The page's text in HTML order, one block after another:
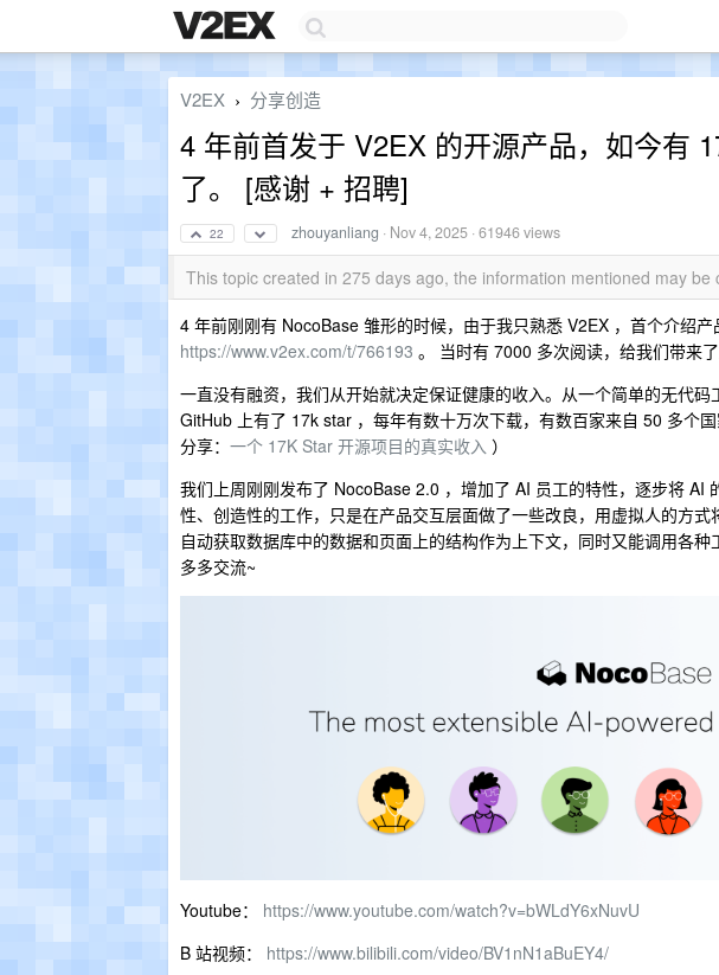
V2EX › 分享创造
4 年前首发于 V2EX 的开源产品，如今有
了。 [感谢 + 招聘]
22 zhouyanliang · Nov 4, 2025 · 61946 views
This topic created in 275 days ago, the information mentioned may be
4 年前刚刚有 NocoBase 雏形的时候，由于我只熟悉 V2EX ，首个介绍产
https://www.v2ex.com/t/766193 。 当时有 7000 多次阅读，给我们带来了
一直没有融资，我们从开始就决定保证健康的收入。从一个简单的无代
GitHub 上有了 17k star ，每年有数十万次下载，有数百家来自 50 多个
分享： 一个 17K Star 开源项目的真实收入 ）
我们上周刚刚发布了 NocoBase 2.0 ，增加了 AI 员工的特性，逐步将 AI
性、创造性的工作，只是在产品交互层面做了一些改良，用虚拟人的方
自动获取数据库中的数据和页面上的结构作为上下文，同时又能调用各
多多交流~
Youtube： https://www.youtube.com/watch?v=bWLdY6xNuvU
B 站视频： https://www.bilibili.com/video/BV1nN1aBuEY4/